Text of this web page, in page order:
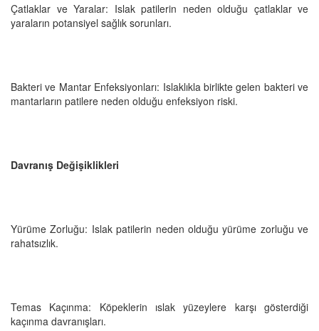
Çatlaklar ve Yaralar: Islak patilerin neden olduğu çatlaklar ve
yaraların potansiyel sağlık sorunları.
Bakteri ve Mantar Enfeksiyonları: Islaklıkla birlikte gelen bakteri ve
mantarların patilere neden olduğu enfeksiyon riski.
Davranış Değişiklikleri
Yürüme Zorluğu: Islak patilerin neden olduğu yürüme zorluğu ve
rahatsızlık.
Temas Kaçınma: Köpeklerin ıslak yüzeylere karşı gösterdiği
kaçınma davranışları.